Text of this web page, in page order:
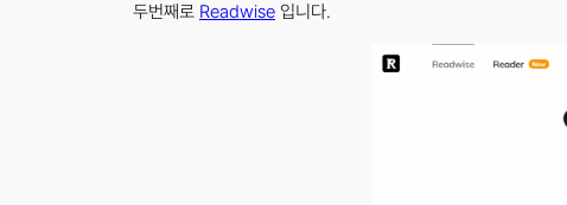
두번째로 Readwise 입니다.